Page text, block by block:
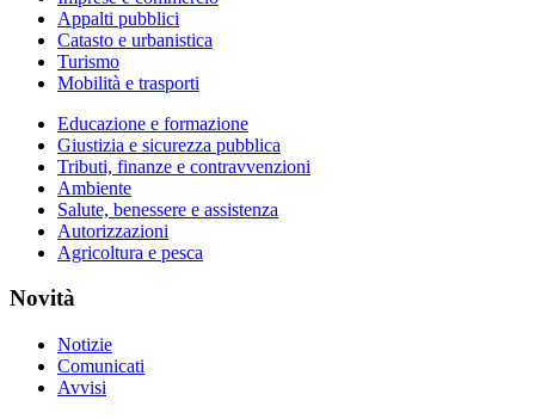
Appalti pubblici
Catasto e urbanistica
Turismo
Mobilità e trasporti
Educazione e formazione
Giustizia e sicurezza pubblica
Tributi, finanze e contravvenzioni
Ambiente
Salute, benessere e assistenza
Autorizzazioni
Agricoltura e pesca
Novità
Notizie
Comunicati
Avvisi